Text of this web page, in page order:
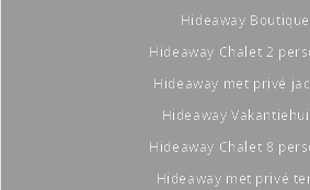
Hideaway Boutique
Hideaway Chalet 2
Hideaway met privé
Hideaway
Hideaway Chalet 8
Hideaway met privé